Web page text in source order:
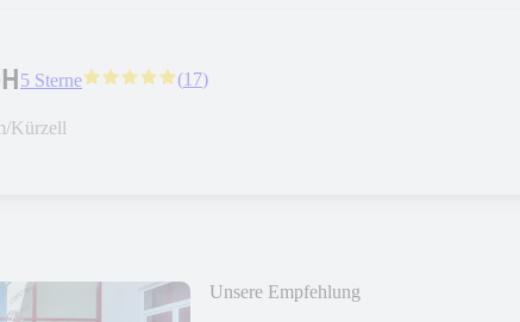
5 Sterne (17)
Kürzell
Unsere Empfehlung